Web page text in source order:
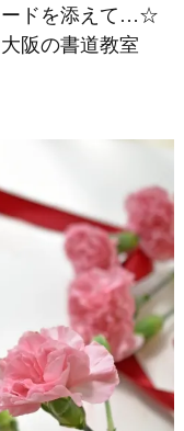
ードを添えて…☆
阪の書道教室